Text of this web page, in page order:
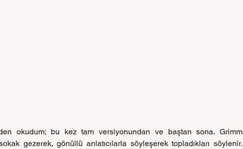
okudum; bu kez tam versiyonundan ve baştan sona. Grimm
gezerek, gönüllü anlatıcılarla söyleşerek topladıkları söylenir.